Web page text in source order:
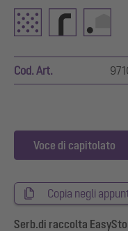
Cod. Art.
Voce di capitolato
Copia negli
Serb.di raccolta